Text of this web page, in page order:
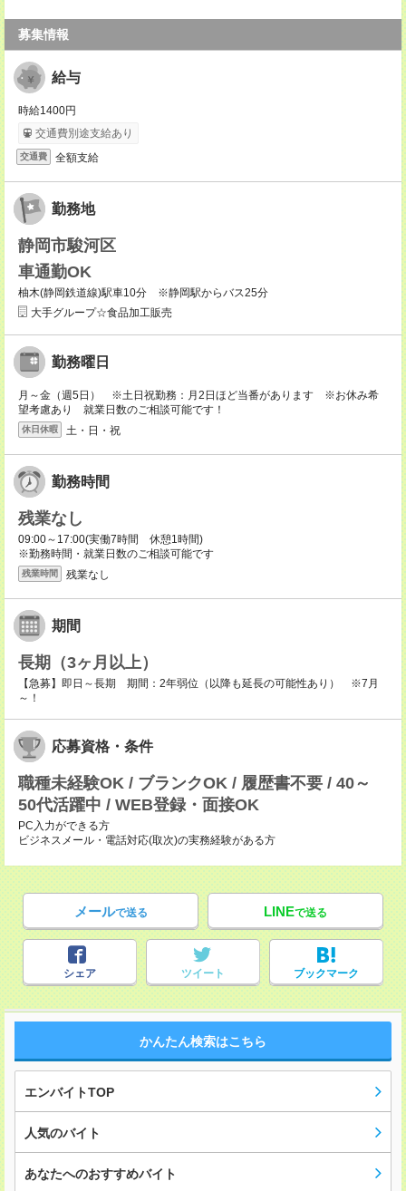
募集情報
給与
時給1400円
交通費別途支給あり
交通費 全額支給
勤務地
静岡市駿河区
車通勤OK
柚木(静岡鉄道線)駅車10分 ※静岡駅からバス25分
大手グループ☆食品加工販売
勤務曜日
月～金（週5日） ※土日祝勤務：月2日ほど当番があります ※お休み希
望考慮あり 就業日数のご相談可能です！
休日休暇 土・日・祝
勤務時間
残業なし
09:00～17:00(実働7時間 休憩1時間)
※勤務時間・就業日数のご相談可能です
残業時間 残業なし
期間
長期（3ヶ月以上）
【急募】即日～長期 期間：2年弱位（以降も延長の可能性あり） ※7月
～！
応募資格・条件
職種未経験OK / ブランクOK / 履歴書不要 / 40～
50代活躍中 / WEB登録・面接OK
PC入力ができる方
ビジネスメール・電話対応(取次)の実務経験がある方
メールで送る LINEで送る
シェア ツイート ブックマーク
かんたん検索はこちら
エンバイトTOP
人気のバイト
あなたへのおすすめバイト